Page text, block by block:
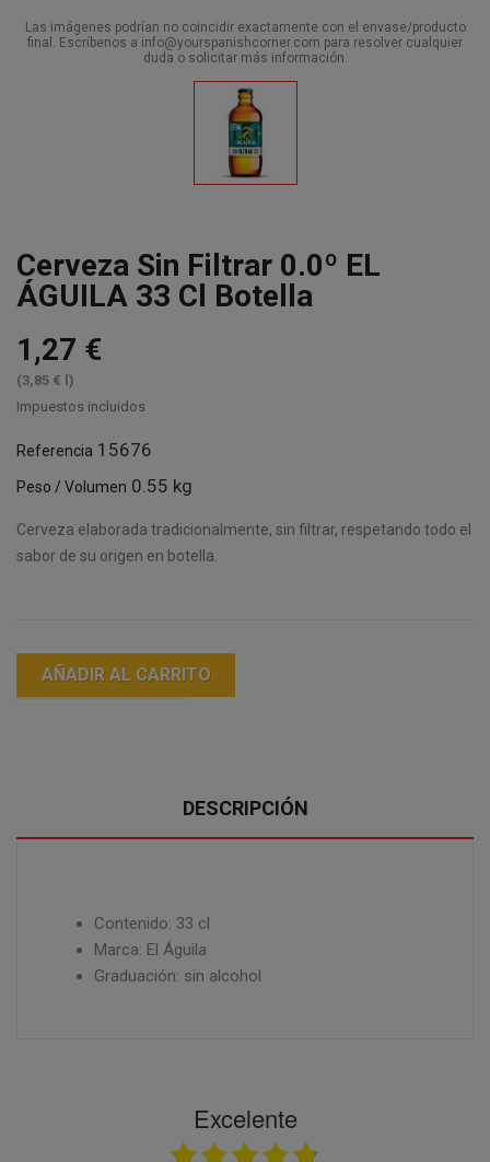
Las imágenes podrían no coincidir exactamente con el envase/producto
final. Escríbenos a info@yourspanishcorner.com para resolver cualquier
duda o solicitar más información.
Cerveza Sin Filtrar 0.0º EL
ÁGUILA 33 Cl Botella
1,27 €
(3,85 € l)
Impuestos incluidos
Referencia 15676
Peso / Volumen 0.55 kg
Cerveza elaborada tradicionalmente, sin filtrar, respetando todo el
sabor de su origen en botella.
AÑADIR AL CARRITO
DESCRIPCIÓN
Contenido: 33 cl
Marca: El Águila
Graduación: sin alcohol
Excelente